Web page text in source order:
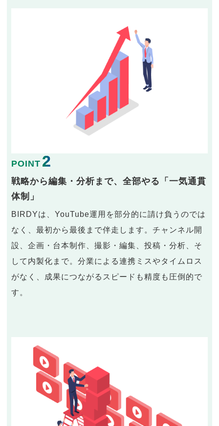
POINT 2
戦略から編集・分析まで、全部やる「一気通貫
体制」
BIRDYは、YouTube運用を部分的に請け負うのでは
なく、最初から最後まで伴走します。チャンネル開
設、企画・台本制作、撮影・編集、投稿・分析、そ
して内製化まで。分業による連携ミスやタイムロス
がなく、成果につながるスピードも精度も圧倒的で
す。